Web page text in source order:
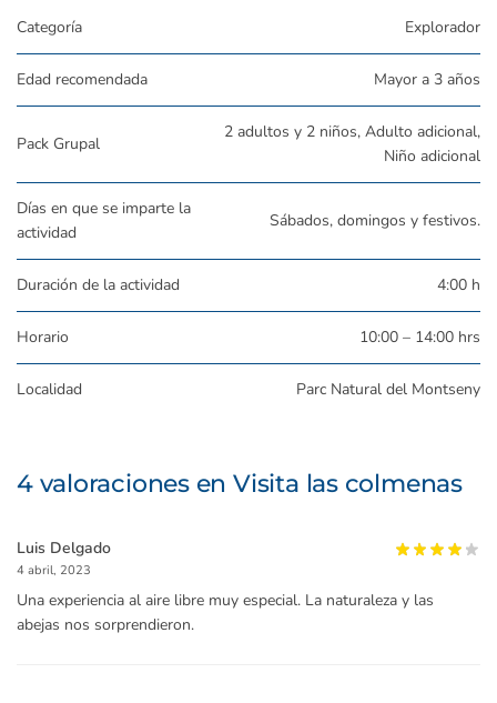
Categoría Explorador
Edad recomendada Mayor a 3 años
Pack Grupal
2 adultos y 2 niños, Adulto adicional,
Niño adicional
Días en que se imparte la
actividad
Sábados, domingos y festivos.
Duración de la actividad 4:00 h
Horario 10:00 – 14:00 hrs
Localidad Parc Natural del Montseny
4 valoraciones enVisita las colmenas
Luis Delgado
4 abril, 2023
Una experiencia al aire libre muy especial. La naturaleza y las
abejas nos sorprendieron.